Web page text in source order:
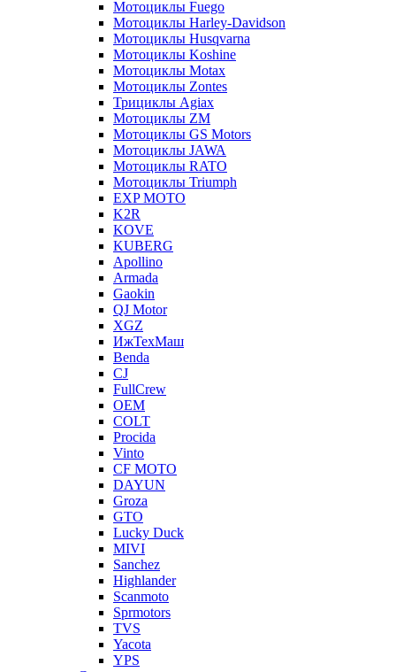
Мотоциклы Fuego
Мотоциклы Harley-Davidson
Мотоциклы Husqvarna
Мотоциклы Koshine
Мотоциклы Motax
Мотоциклы Zontes
Трициклы Agiax
Мотоциклы ZM
Мотоциклы GS Motors
Мотоциклы JAWA
Мотоциклы RATO
Мотоциклы Triumph
EXP MOTO
K2R
KOVE
KUBERG
Apollino
Armada
Gaokin
QJ Motor
XGZ
ИжТехМаш
Benda
CJ
FullCrew
OEM
COLT
Procida
Vinto
CF MOTO
DAYUN
Groza
GTO
Lucky Duck
MIVI
Sanchez
Highlander
Scanmoto
Sprmotors
TVS
Yacota
YPS